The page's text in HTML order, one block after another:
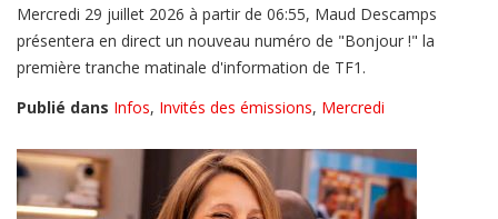
Mercredi 29 juillet 2026 à partir de 06:55, Maud Descamps
présentera en direct un nouveau numéro de "Bonjour !" la
première tranche matinale d'information de TF1.
Publié dans Infos, Invités des émissions, Mercredi